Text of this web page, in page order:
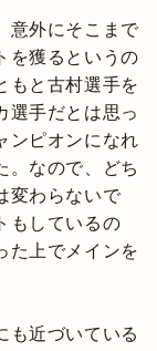
意外にそこまで
を獲るというの
もと古村選手を
選手だとは思っ
ンピオンになれ
。なので、どち
変わらないで
もしているの
た上でメインを
も近づいている